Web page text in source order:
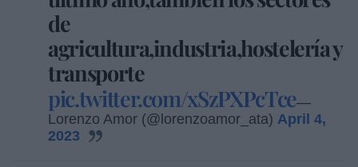
de
agricultura,industria,hostelería y
transporte
pic.twitter.com/xSzPXPcTce—
Lorenzo Amor (@lorenzoamor_ata) April 4,
2023